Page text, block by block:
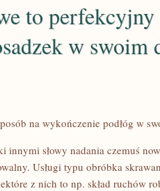
to perfekcyjny
w swoim
na wykończenie podłóg w
innymi słowy nadania czemuś
Usługi typu obróbka
z nich to np. skład ruchów